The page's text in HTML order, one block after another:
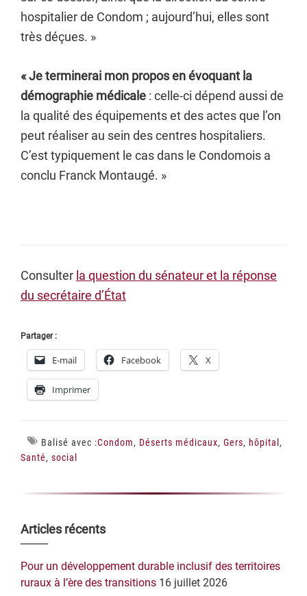
hospitalier de Condom ; aujourd’hui, elles sont
très déçues. »
« Je terminerai mon propos en évoquant la
démographie médicale : celle-ci dépend aussi de
la qualité des équipements et des actes que l’on
peut réaliser au sein des centres hospitaliers.
C’est typiquement le cas dans le Condomois a
conclu Franck Montaugé. »
Consulter la question du sénateur et la réponse
du secrétaire d’État
Partager :
E-mail Facebook X
Imprimer
Balisé avec :Condom, Déserts médicaux, Gers, hôpital ,
Santé, social
Barre
latérale
principale
Articles récents
Pour un développement durable inclusif des territoires
ruraux à l’ère des transitions 16 juillet 2026